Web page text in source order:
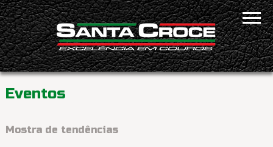
Eventos
Mostra de tendências